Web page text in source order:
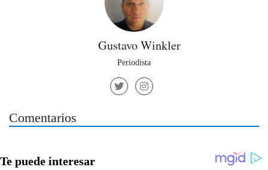
Gustavo Winkler
Periodista
Comentarios